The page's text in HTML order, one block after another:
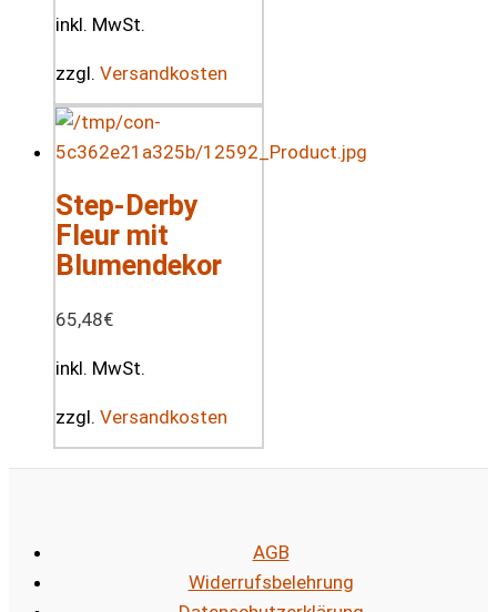
inkl. MwSt.
zzgl. Versandkosten
Step-Derby
Fleur mit
Blumendekor
65,48€
inkl. MwSt.
zzgl. Versandkosten
AGB
Widerrufsbelehrung